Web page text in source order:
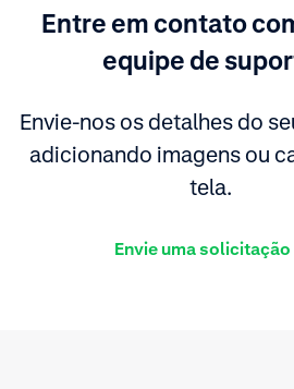
Entre em contato
equipe de
Envie-nos os detalhes do
adicionando imagens ou
tela.
Envie uma solicitação